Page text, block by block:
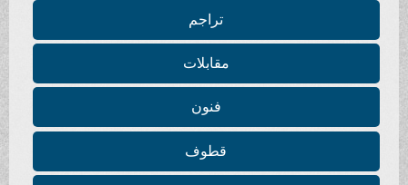
تراجم
مقابلات
فنون
قطوف